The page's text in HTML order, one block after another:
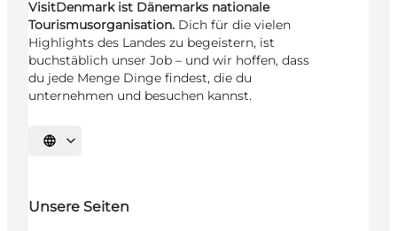
VisitDenmark ist Dänemarks nationale
Tourismusorganisation. Dich für die vielen
Highlights des Landes zu begeistern, ist
buchstäblich unser Job – und wir hoffen, dass
du jede Menge Dinge findest, die du
unternehmen und besuchen kannst.
Sprache auswählen
Unsere Seiten